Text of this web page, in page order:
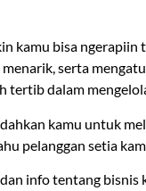
kamu bisa
serta
tertib dalam
kamu untuk
pelanggan setia
info tentang